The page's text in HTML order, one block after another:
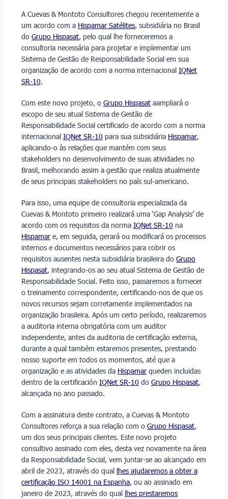
A Cuevas & Montoto Consultores chegou recentemente a
um acordo com a Hispamar Satélites, subsidiária no Brasil
do Grupo Hispasat, pelo qual lhe forneceremos a
consultoria necessária para projetar e implementar um
Sistema de Gestão de Responsabilidade Social em sua
organização de acordo com a norma internacional IQNet
SR-10.
Com este novo projeto, o Grupo Hispasat aampliará o
escopo de seu atual Sistema de Gestão de
Responsabilidade Social certificado de acordo com a norma
internacional IQNet SR-10 para sua subsidiária Hispamar,
aplicando-o às relações que mantém com seus
stakeholders no desenvolvimento de suas atividades no
Brasil, melhorando assim a gestão que realiza atualmente
de seus principais stakeholders no país sul-americano.
Para isso, uma equipe de consultoria especializada da
Cuevas & Montoto primeiro realizará uma ‘Gap Analysis’ de
acordo com os requisitos da norma IQNet SR-10 na
Hispamar e, em seguida, gerará ou modificará os processos
internos e documentos necessários para cobrir os
requisitos ausentes nesta subsidiária brasileira do Grupo
Hispasat, integrando-os ao seu atual Sistema de Gestão de
Responsabilidade Social. Feito isso, passaremos a fornecer
o treinamento correspondente, certificando-nos de que os
novos recursos sejam corretamente implementados na
organização brasileira. Após um certo período, realizaremos
a auditoria interna obrigatória com um auditor
independente, antes da auditoria de certificação externa,
durante a qual também estaremos presentes, prestando
nosso suporte em todos os momentos, até que a
organização e as atividades da Hispamar queden incluidas
dentro de la certificación IQNet SR-10 do Grupo Hispasat,
alcançada no ano passado.
Com a assinatura deste contrato, a Cuevas & Montoto
Consultores reforça a sua relação com o Grupo Hispasat,
um dos seus principais clientes. Este novo projeto
consultivo assinado com eles, desta vez novamente na área
da Responsabilidade Social, vem juntar-se ao alcançado em
abril de 2023, através do qual lhes ajudaremos a obter a
certificação ISO 14001 na Espanha, ou ao assinado em
janeiro de 2023, através do qual lhes prestaremos